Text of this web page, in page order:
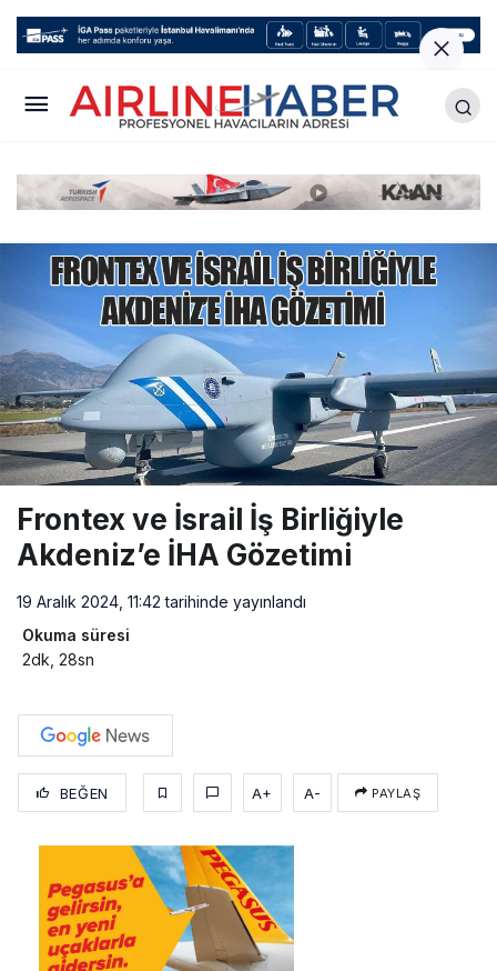
Frontex ve İsrail İş Birliğiyle
Akdeniz’e İHA Gözetimi
19 Aralık 2024, 11:42 tarihinde yayınlandı
Okuma süresi
2dk, 28sn
BEĞEN A+ A- PAYLAŞ